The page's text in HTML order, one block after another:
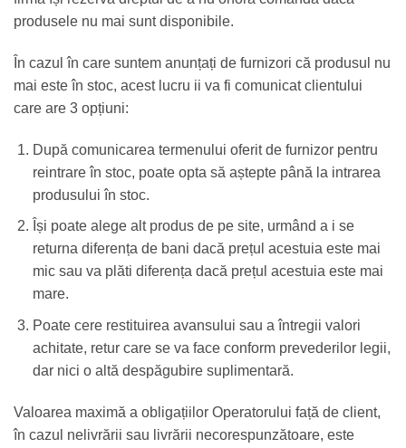
produsele nu mai sunt disponibile.
În cazul în care suntem anunțați de furnizori că produsul nu
mai este în stoc, acest lucru ii va fi comunicat clientului
care are 3 opțiuni:
După comunicarea termenului oferit de furnizor pentru
reintrare în stoc, poate opta să aștepte până la intrarea
produsului în stoc.
Își poate alege alt produs de pe site, urmând a i se
returna diferența de bani dacă prețul acestuia este mai
mic sau va plăti diferența dacă prețul acestuia este mai
mare.
Poate cere restituirea avansului sau a întregii valori
achitate, retur care se va face conform prevederilor legii,
dar nici o altă despăgubire suplimentară.
Valoarea maximă a obligațiilor Operatorului față de client,
în cazul nelivrării sau livrării necorespunzătoare, este